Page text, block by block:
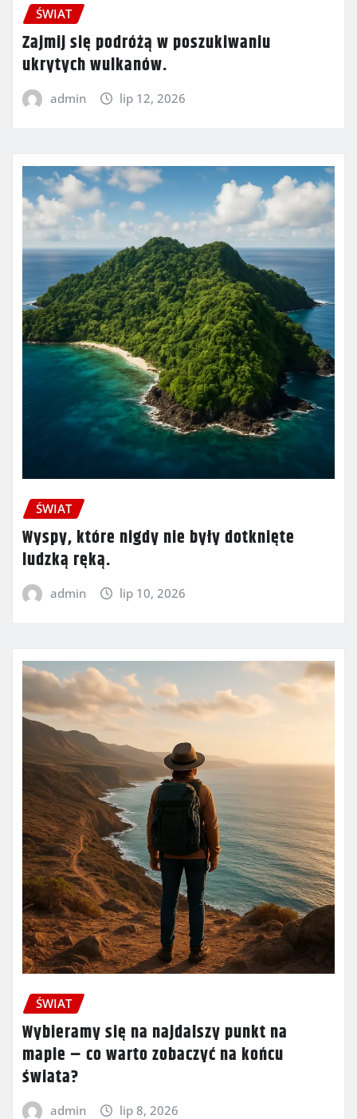
ŚWIAT
Zajmij się podróżą w poszukiwaniu
ukrytych wulkanów.
admin lip 12, 2026
ŚWIAT
Wyspy, które nigdy nie były dotknięte
ludzką ręką.
admin lip 10, 2026
ŚWIAT
Wybieramy się na najdalszy punkt na
mapie – co warto zobaczyć na końcu
świata?
admin lip 8, 2026